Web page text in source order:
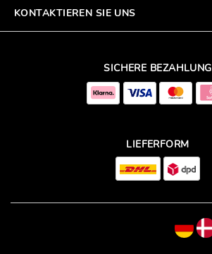
KONTAKTIEREN SIE UNS
SICHERE BEZAHLUNG
LIEFERFORM